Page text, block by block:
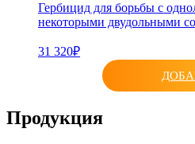
Гербицид для борьбы с
некоторыми двудольными
31 320₽
Продукция